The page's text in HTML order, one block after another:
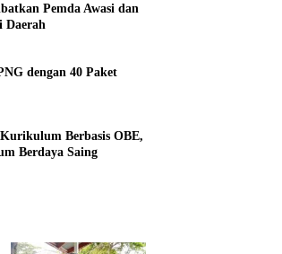
Pemda Awasi dan
Daerah
dengan 40 Paket
Berbasis OBE,
Berdaya Saing